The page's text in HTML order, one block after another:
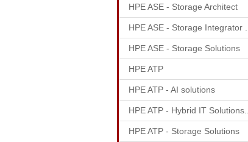
HPE ASE - Storage Architect
HPE ASE - Storage Integrator ...
HPE ASE - Storage Solutions
HPE ATP
HPE ATP - AI solutions
HPE ATP - Hybrid IT Solutions...
HPE ATP - Storage Solutions